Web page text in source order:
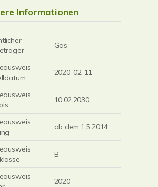
Informationen
Gas
2020-02-11
10.02.2030
ab dem 1.5.2014
B
2020